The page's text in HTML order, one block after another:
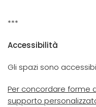
***
Accessibilità
Gli spazi sono
Per concordare forme
supporto